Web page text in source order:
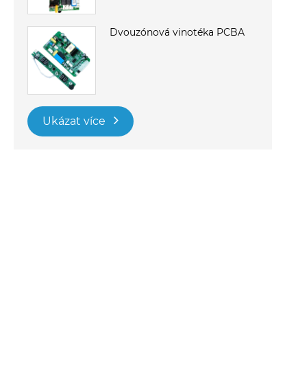
Dvouzónová vinotéka PCBA
Ukázat více